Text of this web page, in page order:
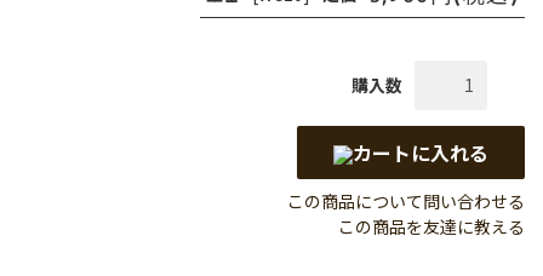
購入数
カートに入れる
この商品について問い合わせる
この商品を友達に教える